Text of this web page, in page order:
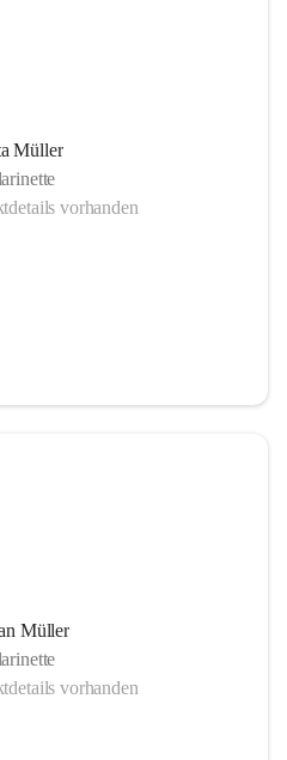
Müller
vorhanden
Müller
vorhanden